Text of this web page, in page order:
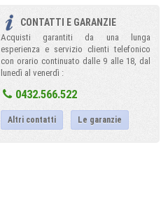
CONTATTI E GARANZIE
Acquisti garantiti da una lunga
esperienza e servizio clienti telefonico
con orario continuato dalle 9 alle 18, dal
lunedì al venerdì :
0432.566.522
Altri contatti Le garanzie